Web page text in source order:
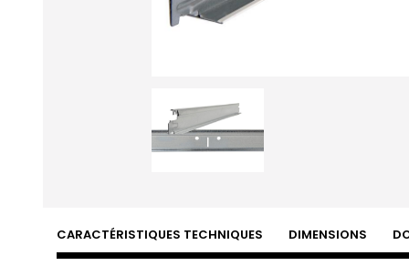
CARACTÉRISTIQUES TECHNIQUES DIMENSIONS